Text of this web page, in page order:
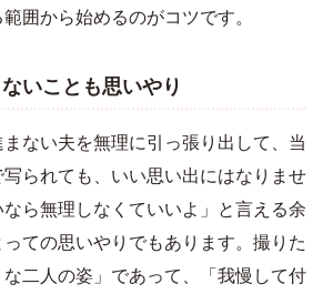
囲から始めるのがコツです。
いことも思いやり
ない夫を無理に引っ張り出して、当
られても、いい思い出にはなりませ
ら無理しなくていいよ」と言える余
ての思いやりでもあります。撮りた
二人の姿」であって、「我慢して付